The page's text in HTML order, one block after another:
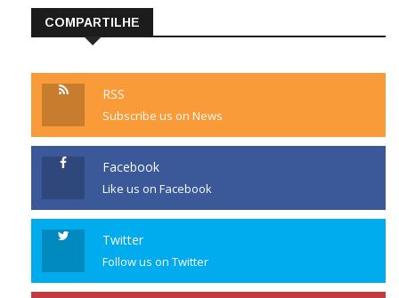
COMPARTILHE
RSS
Subscribe us on News
Facebook
Like us on Facebook
Twitter
Follow us on Twitter